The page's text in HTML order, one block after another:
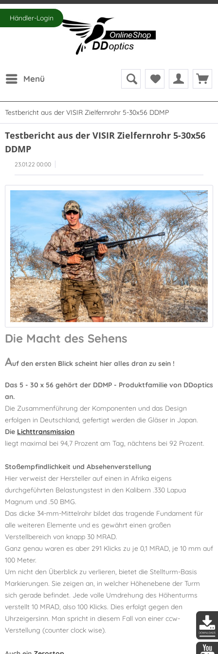
Händler-Login
Menü
Testbericht aus der VISIR Zielfernrohr 5-30x56 DDMP
Testbericht aus der VISIR Zielfernrohr 5-30x56
DDMP
23.01.22 00:00
Die Macht des Sehens
Auf den ersten Blick scheint hier alles dran zu sein !
Das 5 - 30 x 56 gehört der DDMP - Produktfamilie von DDoptics
an.
Die Zusammenführung der Komponenten und das Design
erfolgen in Deutschland, gefertigt werden die Gläser in Japan.
Die Lichttransmission
liegt maximal bei 94,7 Prozent am Tag, nächtens bei 92 Prozent.
Stoßempfindlichkeit und Absehenverstellung
Hier verweist der Hersteller auf einen in Afrika eigens
durchgeführten Belastungstest in den Kalibern .330 Lapua
Magnum und .50 BMG.
Das dicke 34-mm-Mittelrohr bildet das tragende Fundament für
alle weiteren Elemente und es gewährt einen großen
Verstellbereich von knapp 30 MRAD.
Ganz genau waren es aber 291 Klicks zu je 0,1 MRAD, je 10 mm auf
100 Meter.
Um nicht den Überblick zu verlieren, bietet die Stellturm-Basis
Markierungen. Sie zeigen an, in welcher Höhenebene der Turm
sich gerade befindet. Jede volle Umdrehung des Höhenturms
verstellt 10 MRAD, also 100 Klicks. Dies erfolgt gegen den
Uhrzeigersìnn. Man spricht in diesem Fall von einer ccw-
Verstellung (counter clock wise).